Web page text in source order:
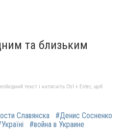
та близьким
текст і натисніть Ctrl + Enter, щоб
Славянска
#Денис Сосненко
#война в Украине